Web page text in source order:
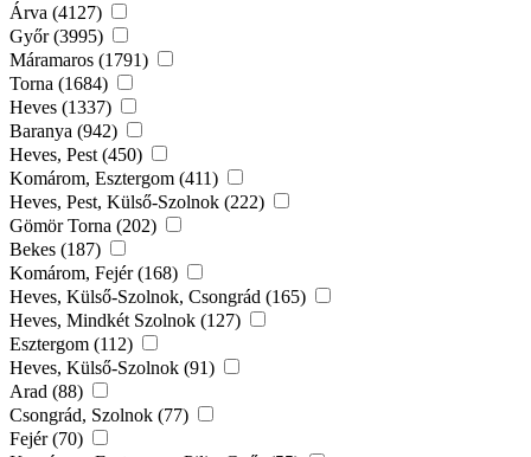
Árva (4127)
Győr (3995)
Máramaros (1791)
Torna (1684)
Heves (1337)
Baranya (942)
Heves, Pest (450)
Komárom, Esztergom (411)
Heves, Pest, Külső-Szolnok (222)
Gömör Torna (202)
Bekes (187)
Komárom, Fejér (168)
Heves, Külső-Szolnok, Csongrád (165)
Heves, Mindkét Szolnok (127)
Esztergom (112)
Heves, Külső-Szolnok (91)
Arad (88)
Csongrád, Szolnok (77)
Fejér (70)